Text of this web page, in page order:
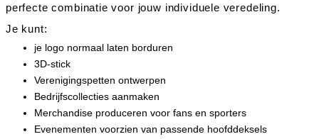
perfecte combinatie voor jouw individuele veredeling.
Je kunt:
je logo normaal laten borduren
3D-stick
Verenigingspetten ontwerpen
Bedrijfscollecties aanmaken
Merchandise produceren voor fans en sporters
Evenementen voorzien van passende hoofddeksels